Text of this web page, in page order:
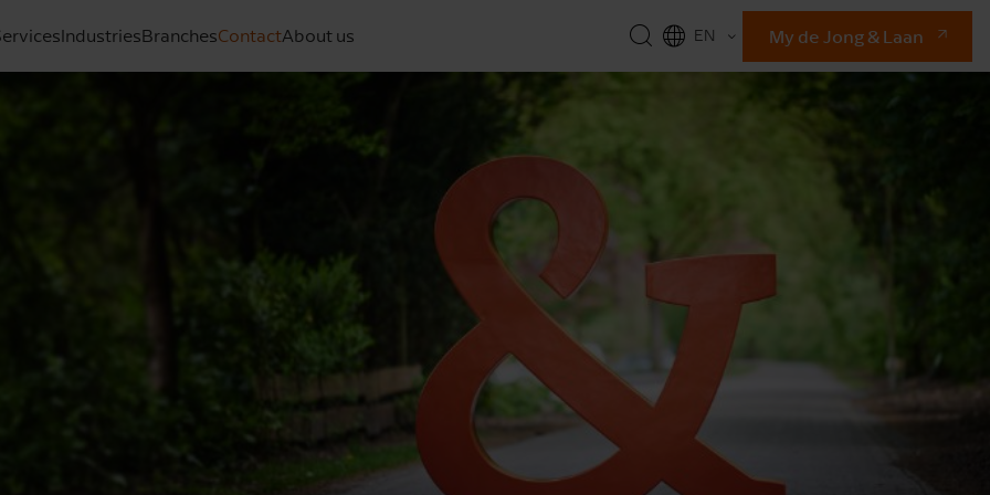
IndustriesBranchesContactAbout us
EN
NL
My de Jong & Laan